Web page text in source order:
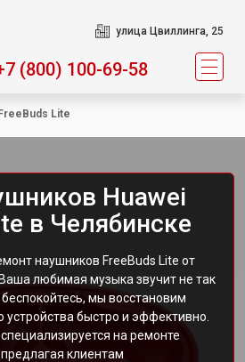
улица Цвиллинга, 25
(800) 100-69-58
FreeBuds Lite
Huawei
в Челябинске
наушников FreeBuds Lite от
любимая музыка звучит не так
мы восстановим
устройства быстро и эффективно.
на ремонте
клиентам